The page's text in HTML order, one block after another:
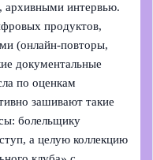
архивными интервью.
продуктов,
(онлайн-повторы,
документальные
по оценкам
зашивают такие
болельщику
а целую коллекцию